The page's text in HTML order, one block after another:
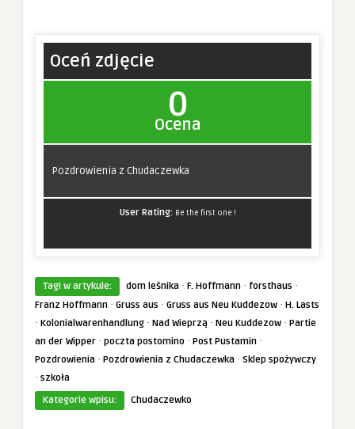
Oceń zdjęcie
0
Ocena
Pozdrowienia z Chudaczewka
User Rating: Be the first one !
Tagi w artykule: dom leśnika · F. Hoffmann · forsthaus ·
Franz Hoffmann · Gruss aus · Gruss aus Neu Kuddezow · H. Lasts
· Kolonialwarenhandlung · Nad Wieprzą · Neu Kuddezow · Partie
an der Wipper · poczta postomino · Post Pustamin ·
Pozdrowienia · Pozdrowienia z Chudaczewka · Sklep spożywczy
· szkoła
Kategorie wpisu:
Chudaczewko